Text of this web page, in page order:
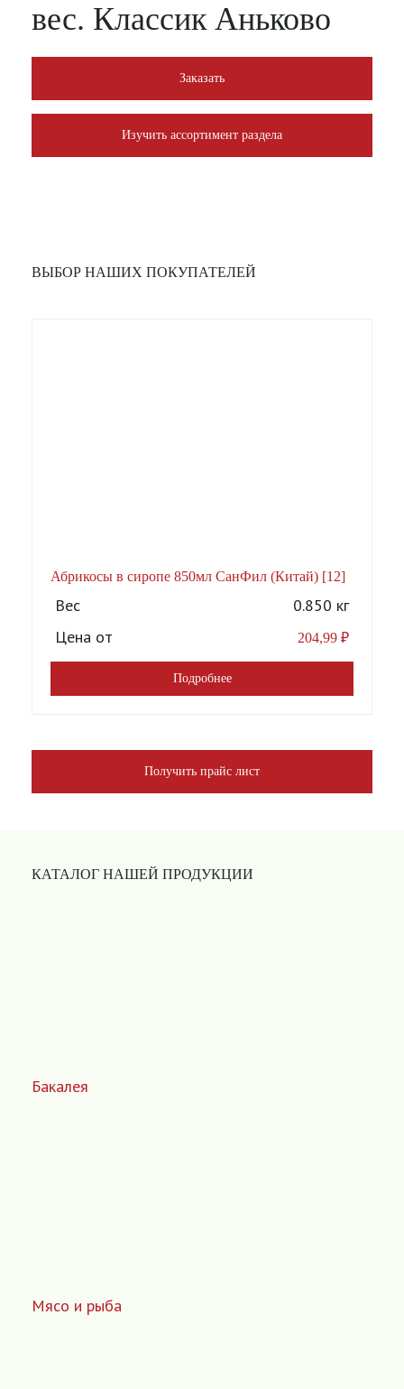
вес. Классик Аньково
Заказать
Изучить ассортимент раздела
ВЫБОР НАШИХ ПОКУПАТЕЛЕЙ
Абрикосы в сиропе 850мл СанФил (Китай) [12]
Вес
0.850 кг
Цена от
204,99 ₽
Подробнее
Получить прайс лист
КАТАЛОГ НАШЕЙ ПРОДУКЦИИ
Бакалея
Мясо и рыба